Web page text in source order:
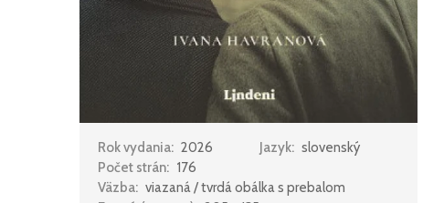
Rok vydania: 2026 Jazyk: slovenský
Počet strán: 176
Väzba: viazaná / tvrdá obálka s prebalom